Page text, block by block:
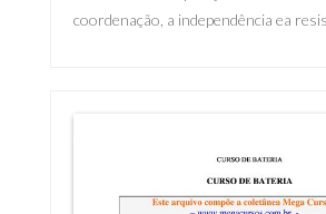
coordenação, a independência ea